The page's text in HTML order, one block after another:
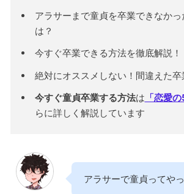
アラサーまで童貞を卒業できなかっ
は？
今すぐ卒業できる方法を徹底解説！
絶対にオススメしない！間違えた卒
今すぐ童貞卒業する方法は 「恋愛
らに詳しく解説しています
アラサーで童貞ってや